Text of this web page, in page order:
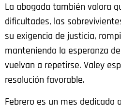
La abogada también valora
dificultades, las
su exigencia de justicia,
manteniendo la esperanza
vuelvan a repetirse. Valey
resolución favorable.
Febrero es un mes dedicado